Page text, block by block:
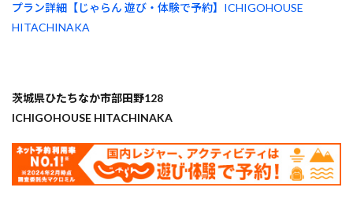
プラン詳細【じゃらん 遊び・体験で予約】ICHIGOHOUSE
HITACHINAKA
茨城県ひたちなか市部田野128
ICHIGOHOUSE HITACHINAKA